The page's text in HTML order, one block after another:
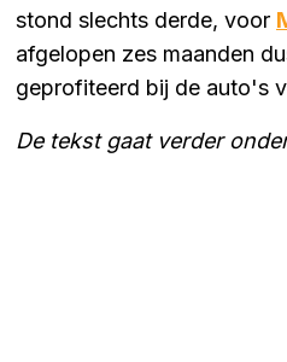
stond slechts derde, voor
afgelopen zes maanden
geprofiteerd bij de auto's
De tekst gaat verder